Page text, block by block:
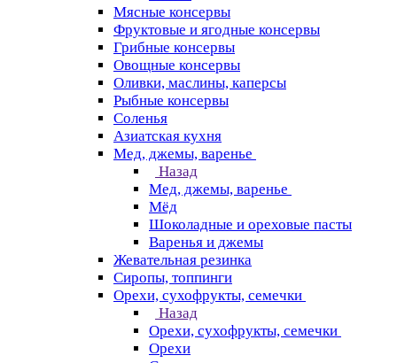
Мясные консервы
Фруктовые и ягодные консервы
Грибные консервы
Овощные консервы
Оливки, маслины, каперсы
Рыбные консервы
Соленья
Азиатская кухня
Мед, джемы, варенье
Назад
Мед, джемы, варенье
Мёд
Шоколадные и ореховые пасты
Варенья и джемы
Жевательная резинка
Сиропы, топпинги
Орехи, сухофрукты, семечки
Назад
Орехи, сухофрукты, семечки
Орехи